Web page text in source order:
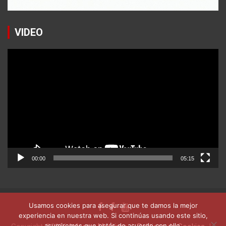
VIDEO
00:00 05:15
Usamos cookies para asegurar que te damos la mejor
experiencia en nuestra web. Si continúas usando este sitio,